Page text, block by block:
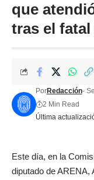
que
tras el
Última
PorRedacción-
2 Min Read
Este día, en la
diputado de ARENA,